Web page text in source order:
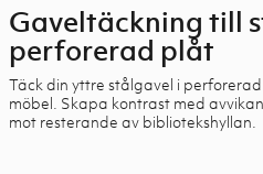
Gaveltäckning till
perforerad plåt
Täck din yttre stålgavel i
möbel. Skapa kontrast med
mot resterande av bibliotekshyllan.